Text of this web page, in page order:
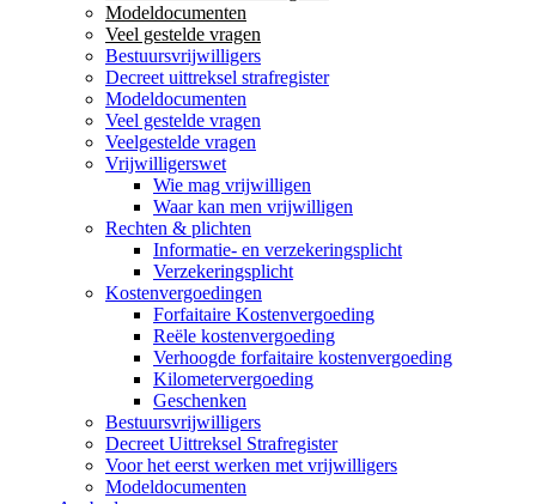
Modeldocumenten
Veel gestelde vragen
Bestuursvrijwilligers
Decreet uittreksel strafregister
Modeldocumenten
Veel gestelde vragen
Veelgestelde vragen
Vrijwilligerswet
Wie mag vrijwilligen
Waar kan men vrijwilligen
Rechten & plichten
Informatie- en verzekeringsplicht
Verzekeringsplicht
Kostenvergoedingen
Forfaitaire Kostenvergoeding
Reële kostenvergoeding
Verhoogde forfaitaire kostenvergoeding
Kilometervergoeding
Geschenken
Bestuursvrijwilligers
Decreet Uittreksel Strafregister
Voor het eerst werken met vrijwilligers
Modeldocumenten